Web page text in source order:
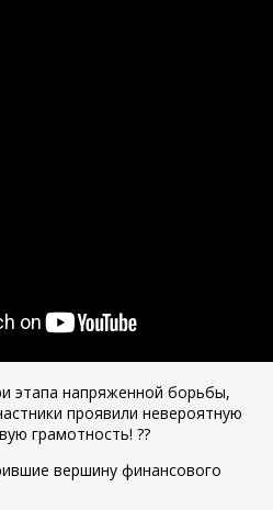
этапа напряженной борьбы,
проявили невероятную
грамотность! ??
вершину финансового